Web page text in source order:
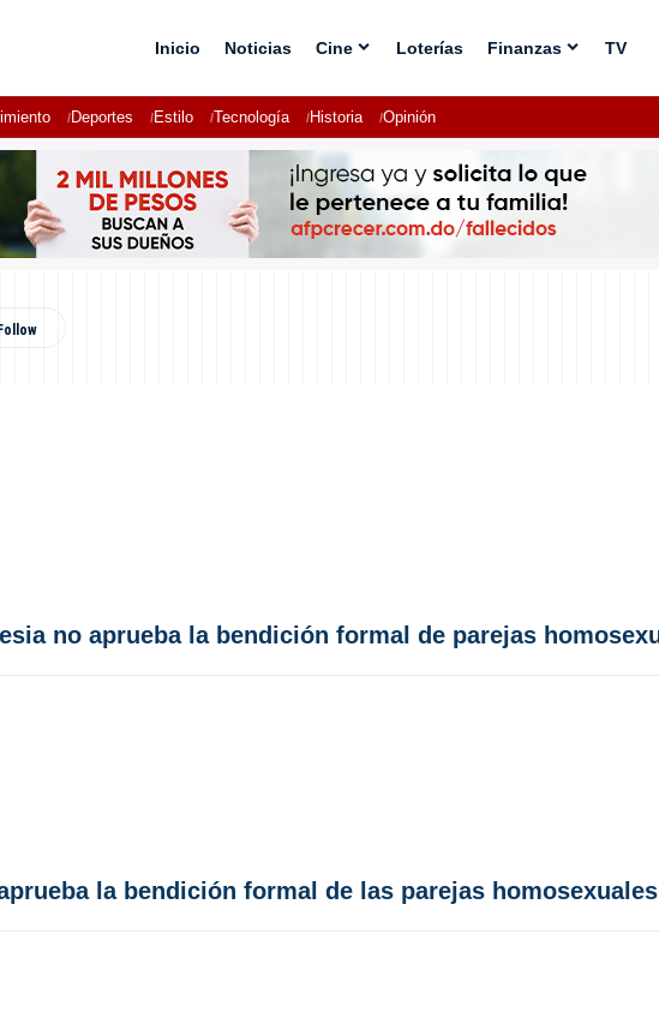
Inicio Noticias Cine Loterías Finanzas TV
Deportes Estilo Tecnología Historia Opinión
no aprueba la bendición formal de parejas
la bendición formal de las parejas homosexuales